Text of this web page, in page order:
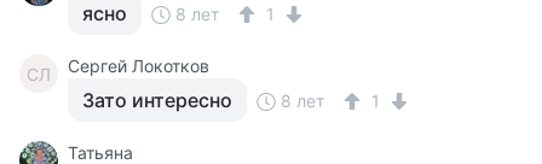
ясно 8 лет 1
СЛ Сергей Локотков
Зато интересно 8 лет 1
Татьяна